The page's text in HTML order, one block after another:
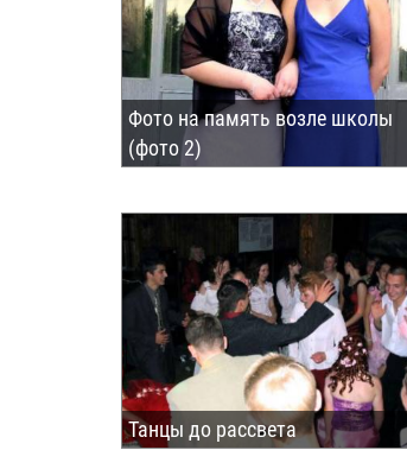
Фото на память возле школы
(фото 2)
Танцы до рассвета